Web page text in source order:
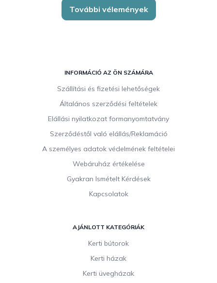
További vélemények
INFORMÁCIÓ AZ ÖN SZÁMÁRA
Szállítási és fizetési lehetőségek
Általános szerződési feltételek
Elállási nyilatkozat formanyomtatvány
Szerződéstől való elállás/Reklamáció
A személyes adatok védelmének feltételei
Webáruház értékelése
Gyakran Ismételt Kérdések
Kapcsolatok
AJÁNLOTT KATEGÓRIÁK
Kerti bútorok
Kerti házak
Kerti üvegházak